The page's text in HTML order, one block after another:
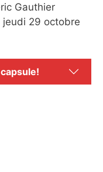
Gauthier
jeudi 29 octobre